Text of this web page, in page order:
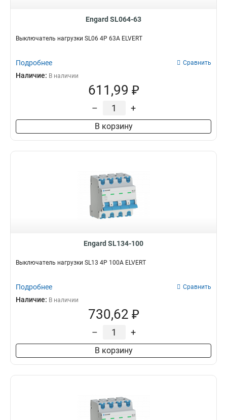
Engard SL064-63
Выключатель нагрузки SL06 4Р 63А ELVERT
Подробнее Сравнить
Наличие: В наличии
611,99 ₽
– +
В корзину
Engard SL134-100
Выключатель нагрузки SL13 4Р 100А ELVERT
Подробнее Сравнить
Наличие: В наличии
730,62 ₽
– +
В корзину